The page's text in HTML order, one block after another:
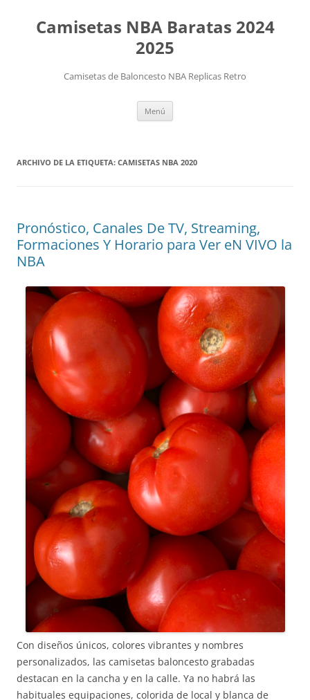
Camisetas NBA Baratas 2024
2025
Camisetas de Baloncesto NBA Replicas Retro
Menú
ARCHIVO DE LA ETIQUETA: CAMISETAS NBA 2020
Pronóstico, Canales De TV, Streaming,
Formaciones Y Horario para Ver eN VIVO la
NBA
Con diseños únicos, colores vibrantes y nombres
personalizados, las camisetas baloncesto grabadas
destacan en la cancha y en la calle. Ya no habrá las
habituales equipaciones, colorida de local y blanca de